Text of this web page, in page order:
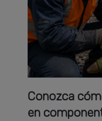
Conozca
en